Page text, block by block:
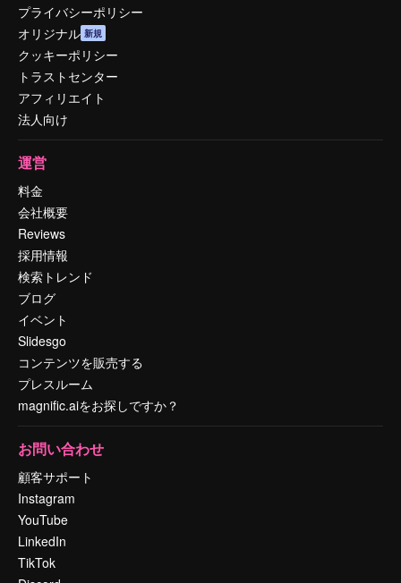
プライバシーポリシー
オリジナル 新規
クッキーポリシー
トラストセンター
アフィリエイト
法人向け
運営
料金
会社概要
Reviews
採用情報
検索トレンド
ブログ
イベント
Slidesgo
コンテンツを販売する
プレスルーム
magnific.aiをお探しですか？
お問い合わせ
顧客サポート
Instagram
YouTube
LinkedIn
TikTok